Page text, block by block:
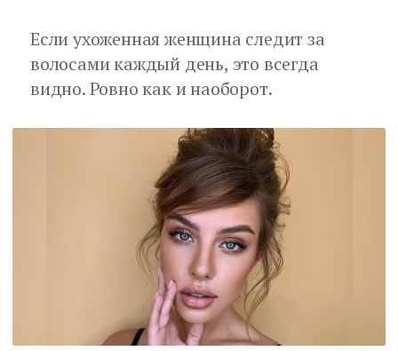
Если ухоженная женщина следит за
волосами каждый день, это всегда
видно. Ровно как и наоборот.